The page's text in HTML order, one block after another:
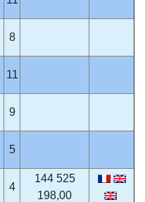
8
11
9
5
4
144 525
198,00